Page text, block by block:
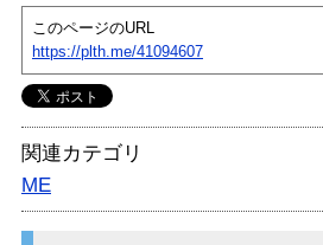
このページのURL
https://plth.me/41094607
関連カテゴリ
ME